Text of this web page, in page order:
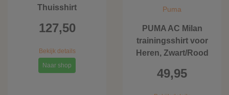
Thuisshirt
127,50
Bekijk details
Naar shop
Puma
PUMA AC Milan
trainingsshirt voor
Heren, Zwart/Rood
49,95